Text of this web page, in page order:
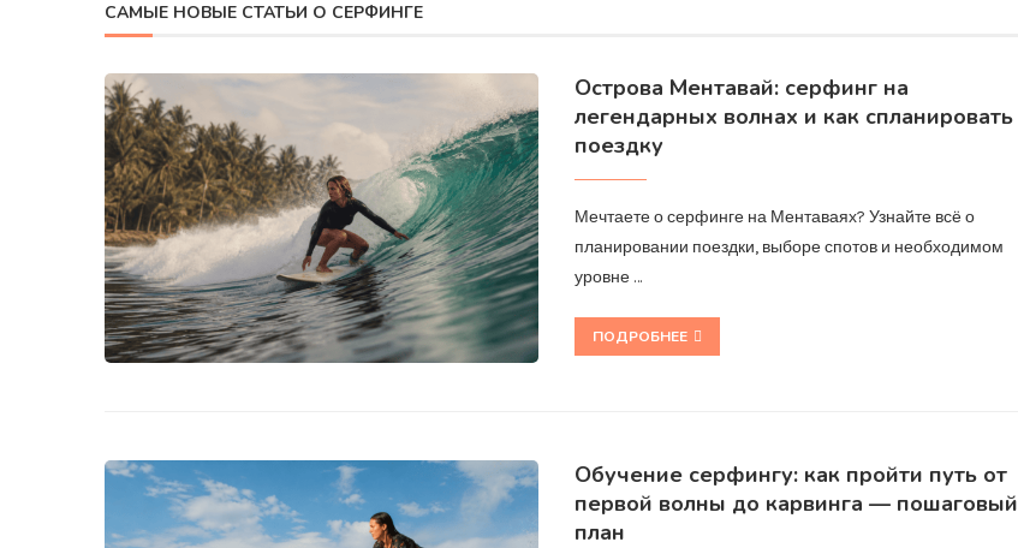
САМЫЕ НОВЫЕ СТАТЬИ О СЕРФИНГЕ
Острова Ментавай: серфинг на
легендарных волнах и как спланировать
поездку
Мечтаете о серфинге на Ментаваях? Узнайте всё о
планировании поездки, выборе спотов и необходимом
уровне …
ПОДРОБНЕЕ
Обучение серфингу: как пройти путь от
первой волны до карвинга — пошаговый
план